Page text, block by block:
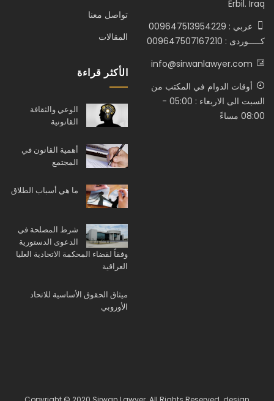
Erbil. Iraq
عربي : 009647513954229
كـــــوردى : 009647507167210
info@sirwanlawyer.com
أوقات الدوام في المكتب من
السبت الى الاربعاء : 05:00 -
08:00 مساءً
تواصل معنا
المقالات
الأكثر قراءة
الوعي والثقافة
القانونية
أهمية القانون في
المجتمع
ما هي أسباب الطلاق
شرط المصلحة في
الدعوى الدستورية
وفقاً لقضاء المحكمة الاتحادية العليا
العراقية
ميثاق الحقوق الأساسية للاتحاد
الأوروبي